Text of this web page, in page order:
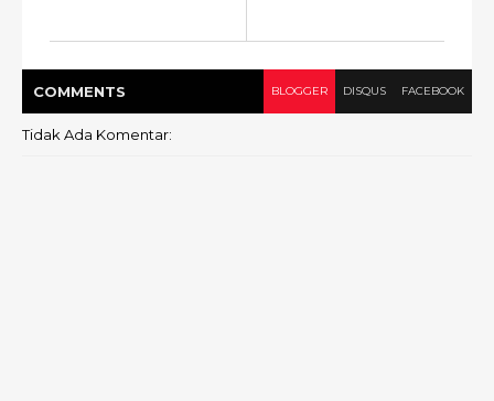
COMMENTS BLOGGER DISQUS FACEBOOK
Tidak Ada Komentar: